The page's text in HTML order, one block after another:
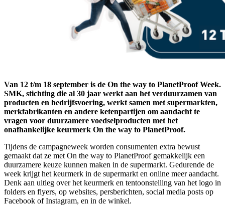
Van 12 t/m 18 september is de On the way to PlanetProof Week.
SMK, stichting die al 30 jaar werkt aan het verduurzamen van
producten en bedrijfsvoering, werkt samen met supermarkten,
merkfabrikanten en andere ketenpartijen om aandacht te
vragen voor duurzamere voedselproducten met het
onafhankelijke keurmerk On the way to PlanetProof.
Tijdens de campagneweek worden consumenten extra bewust
gemaakt dat ze met On the way to PlanetProof gemakkelijk een
duurzamere keuze kunnen maken in de supermarkt. Gedurende de
week krijgt het keurmerk in de supermarkt en online meer aandacht.
Denk aan uitleg over het keurmerk en tentoonstelling van het logo in
folders en flyers, op websites, persberichten, social media posts op
Facebook of Instagram, en in de winkel.